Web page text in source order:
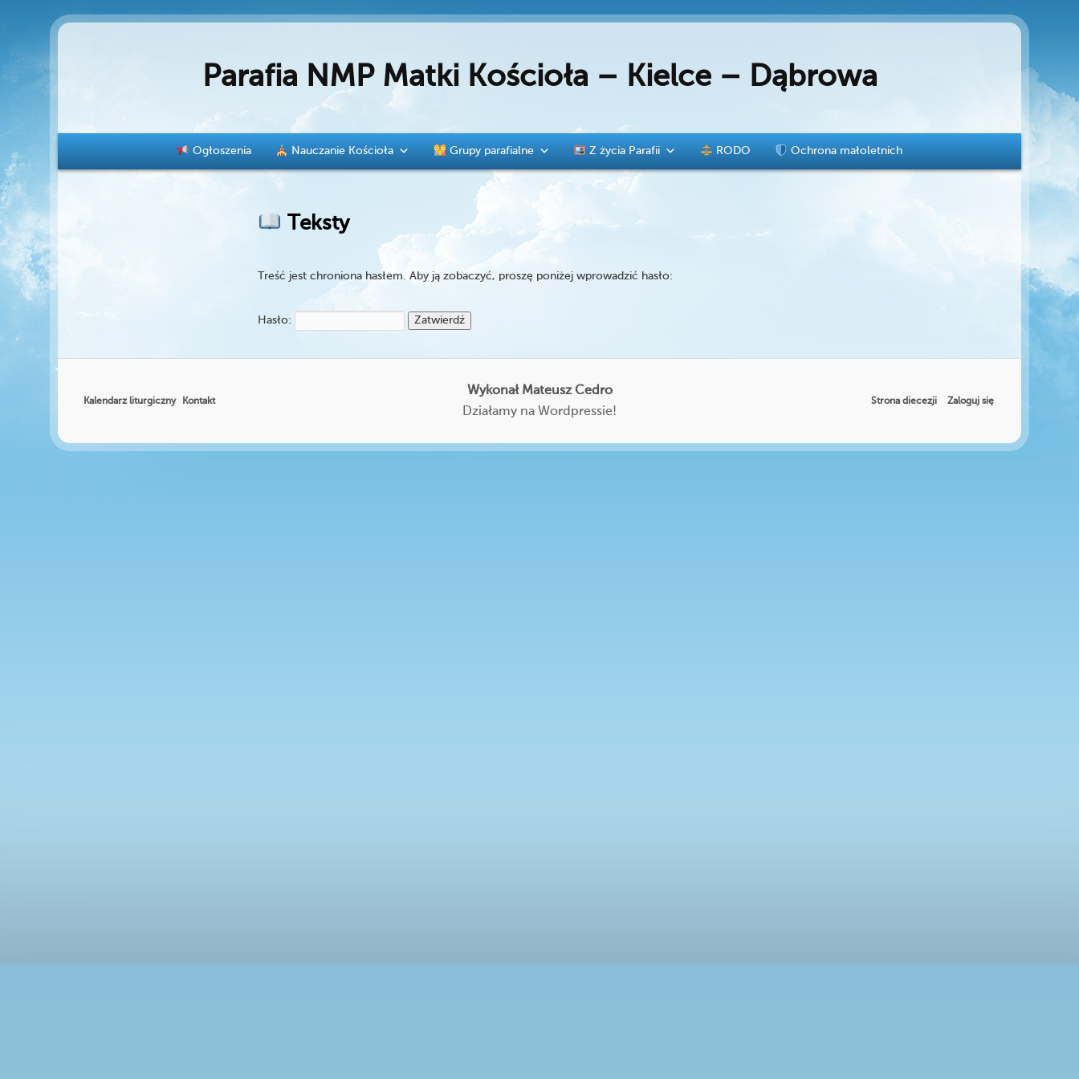
Parafia NMP Matki Kościoła – Kielce – Dąbrowa
Przeskocz do tekstu
Przeskocz do widgetów
Ogłoszenia Nauczanie Kościoła Grupy parafialne Z życia Parafii RODO Ochrona małoletnich
Teksty
Treść jest chroniona hasłem. Aby ją zobaczyć, proszę poniżej wprowadzić hasło:
Hasło:
Kalendarz liturgiczny Kontakt Strona diecezji Zaloguj się
Wykonał Mateusz Cedro
Działamy na Wordpressie!